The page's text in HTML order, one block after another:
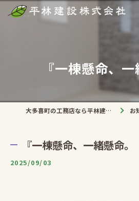
『一棟懸命、
大多喜町の工務店なら平林建設株式会社 お知
『一棟懸命、一緒懸命。
2025/09/03